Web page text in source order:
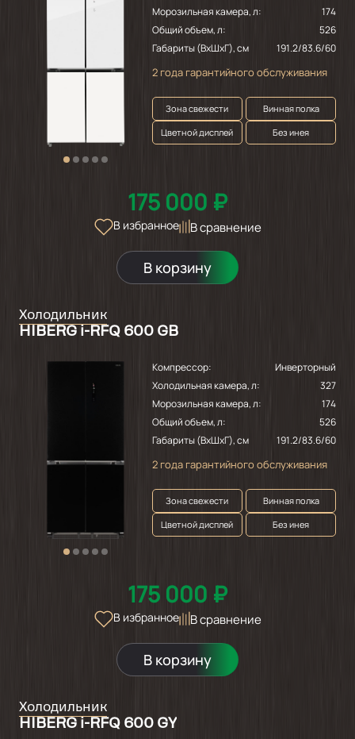
Морозильная камера, л:
174
Общий объем, л:
526
Габариты (ВхШхГ), см
191.2/83.6/60
2 года гарантийного обслуживания
Зона свежести
Винная полка
Цветной дисплей
Без инея
175 000 ₽
В избранное В сравнение
В корзину
Холодильник
HIBERG i-RFQ 600 GB
Компрессор:
Инверторный
Холодильная камера, л:
327
Морозильная камера, л:
174
Общий объем, л:
526
Габариты (ВхШхГ), см
191.2/83.6/60
2 года гарантийного обслуживания
Зона свежести
Винная полка
Цветной дисплей
Без инея
175 000 ₽
В избранное В сравнение
В корзину
Холодильник
HIBERG i-RFQ 600 GY